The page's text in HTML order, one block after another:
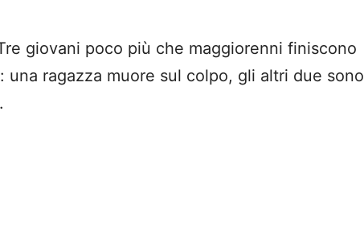
giovani poco più che maggiorenni finiscono
una ragazza muore sul colpo, gli altri due sono